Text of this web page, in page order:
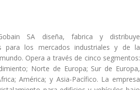
SA diseña, fabrica y distribuye
para los mercados industriales y de la
Opera a través de cinco segmentos:
Norte de Europa; Sur de Europa,
América; y Asia-Pacífico. La empresa